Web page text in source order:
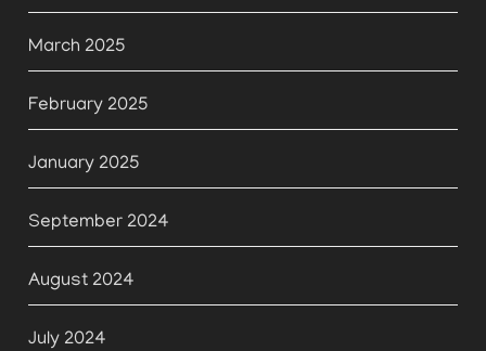
March 2025
February 2025
January 2025
September 2024
August 2024
July 2024